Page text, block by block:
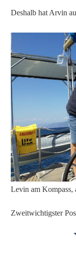
Deshalb hat Arvin
Levin am Kompass,
Zweitwichtigster